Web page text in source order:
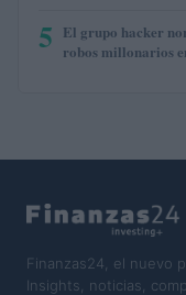
5 El grupo hacker
robos millonarios
Finanzas24, el nuevo
Insights, noticias,